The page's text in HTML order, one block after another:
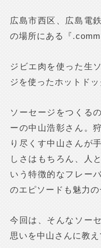
広島市西区、広島電
の場所にある『
ジビエ肉を使った生
ジを使ったホットド
ソーセージをつくる
ーの中山浩彰さん。
り尽くす中山さんが
しさはもちろん、人
いう特徴的なフレー
のエピソードも魅力の
今回は、そんなソー
思いを中山さんに教え